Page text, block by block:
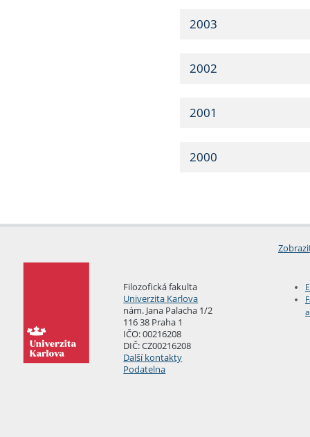
2003
2002
2001
2000
Filozofická fakulta
Univerzita Karlova
nám. Jana Palacha 1/2
116 38 Praha 1
IČO: 00216208
DIČ: CZ00216208
Další kontakty
Podatelna